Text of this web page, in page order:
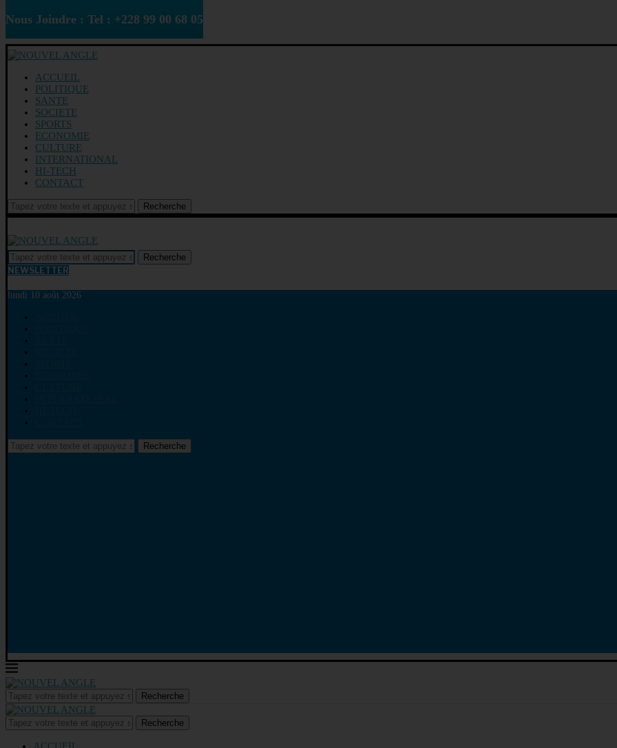
Nous Joindre : Tel : +228 99 00 68 05
ACCUEIL
POLITIQUE
SANTE
SOCIETE
SPORTS
ECONOMIE
CULTURE
INTERNATIONAL
HI-TECH
CONTACT
Recherche
Recherche
NEWSLETTER
lundi 10 août 2026
Recherche
Recherche
Recherche